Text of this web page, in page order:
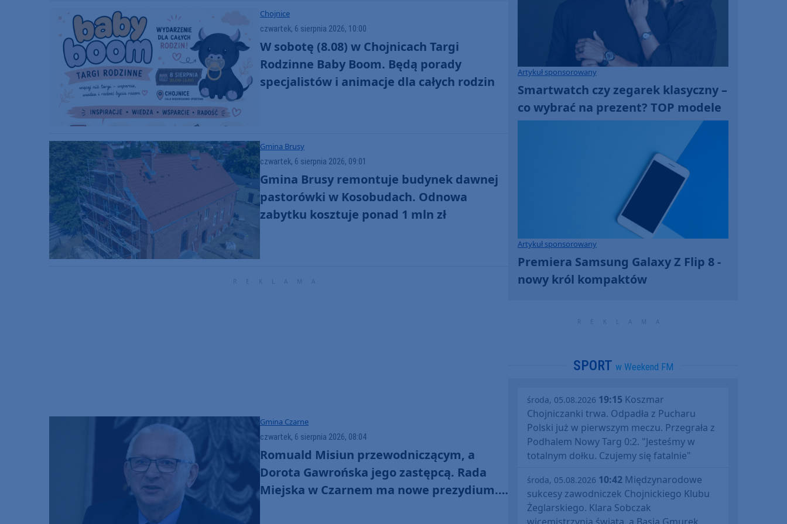
Chojnice
czwartek, 6 sierpnia 2026, 10:00
W sobotę (8.08) w Chojnicach Targi
Rodzinne Baby Boom. Będą porady
specjalistów i animacje dla całych rodzin
Gmina Brusy
czwartek, 6 sierpnia 2026, 09:01
Gmina Brusy remontuje budynek dawnej
pastorówki w Kosobudach. Odnowa
zabytku kosztuje ponad 1 mln zł
Gmina Czarne
czwartek, 6 sierpnia 2026, 08:04
Romuald Misiun przewodniczącym, a
Dorota Gawrońska jego zastępcą. Rada
Miejska w Czarnem ma nowe prezydium.
Artykuł sponsorowany
Smartwatch czy zegarek klasyczny –
co wybrać na prezent? TOP modele
Artykuł sponsorowany
Premiera Samsung Galaxy Z Flip 8 -
nowy król kompaktów
SPORT w Weekend FM
środa, 05.08.2026 19:15 Koszmar
Chojniczanki trwa. Odpadła z Pucharu
Polski już w pierwszym meczu. Przegrała z
Podhalem Nowy Targ 0:2. "Jesteśmy w
totalnym dołku. Czujemy się fatalnie"
środa, 05.08.2026 10:42 Międzynarodowe
sukcesy zawodniczek Chojnickiego Klubu
Żeglarskiego. Klara Sobczak
wicemistrzynią świata, a Basia Gmurek